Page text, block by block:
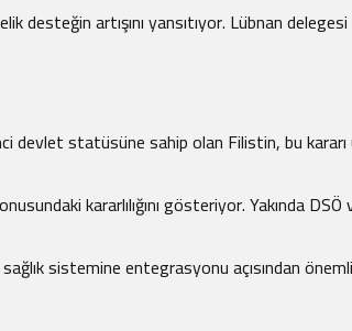
desteğin artışını yansıtıyor. Lübnan
statüsüne sahip olan Filistin, bu kararı
kararlılığını gösteriyor. Yakında
sistemine entegrasyonu açısından